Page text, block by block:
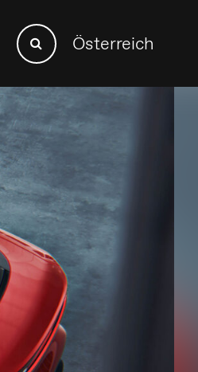
Search
for:Search Österreich